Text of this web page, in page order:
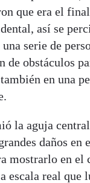
que era el
así se
serie de
de obstáculos
en una
la aguja
daños en
mostrarlo en el
escala real que